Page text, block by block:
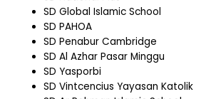
SD Global Islamic School
SD PAHOA
SD Penabur Cambridge
SD Al Azhar Pasar Minggu
SD Yasporbi
SD Vintcencius Yayasan Katolik